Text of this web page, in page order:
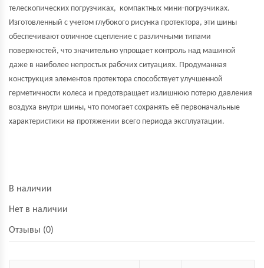
телескопических погрузчиках, компактных мини-погрузчиках.
Изготовленный с учетом глубокого рисунка протектора, эти шины
обеспечивают отличное сцепление с различными типами
поверхностей, что значительно упрощает контроль над машиной
даже в наиболее непростых рабочих ситуациях. Продуманная
конструкция элементов протектора способствует улучшенной
герметичности колеса и предотвращает излишнюю потерю давления
воздуха внутри шины, что помогает сохранять её первоначальные
характеристики на протяжении всего периода эксплуатации.
В наличии
Нет в наличии
Отзывы (0)